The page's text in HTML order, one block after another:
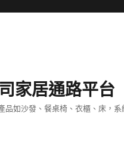
家居通路平台
品如沙發、餐桌椅、衣櫃、床，